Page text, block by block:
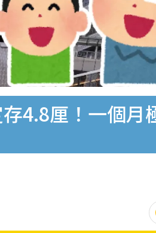
4.8厘！一個